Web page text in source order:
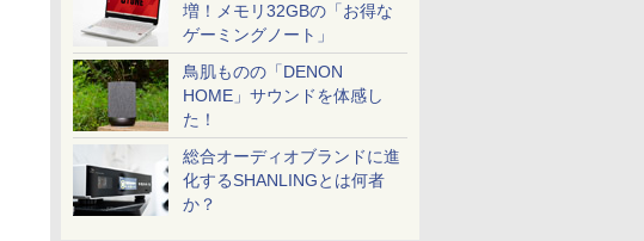
増！メモリ32GBの「お得な
ゲーミングノート」
鳥肌ものの「DENON
HOME」サウンドを体感し
た！
総合オーディオブランドに進
化するSHANLINGとは何者
か？